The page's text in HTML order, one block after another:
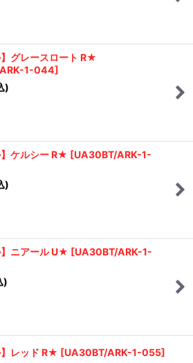
】グレースロート R★
1-044]
)
】ケルシー R★ [UA30BT/ARK-1-
)
】ニアール U★ [UA30BT/ARK-1-
)
】レッド R★ [UA30BT/ARK-1-055]